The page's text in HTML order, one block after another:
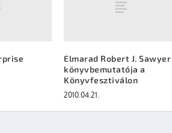
Elmarad Robert J. Sawyer
könyvbemutatója a
Könyvfesztiválon
2010.04.21.